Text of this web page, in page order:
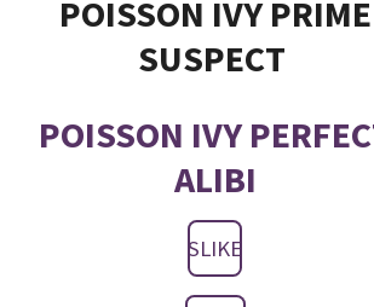
POISSON IVY PRIME
SUSPECT
POISSON IVY
ALIBI
SLIKE